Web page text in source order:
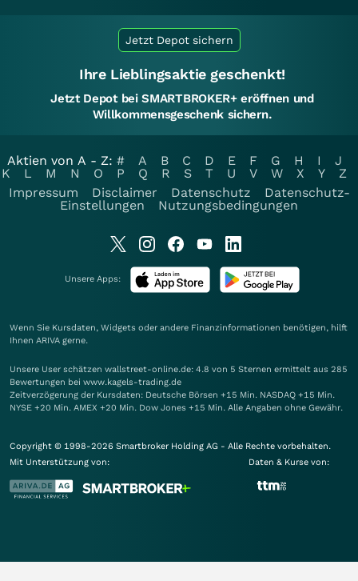
Jetzt Depot sichern
Ihre Lieblingsaktie geschenkt!
Jetzt Depot bei SMARTBROKER+ eröffnen und
Willkommensgeschenk sichern.
Aktien von A - Z: # A B C D E F G H I
J
K
L M N O P Q R S T U V W X Y
Z
Impressum
Disclaimer Datenschutz
Datenschutz-
Einstellungen
Nutzungsbedingungen
Unsere Apps:
Wenn Sie Kursdaten, Widgets oder andere Finanzinformationen benötigen, hilft
Ihnen ARIVA gerne.
Unsere User schätzen wallstreet-online.de: 4.8 von 5 Sternen ermittelt aus 285
Bewertungen bei www.kagels-trading.de
Zeitverzögerung der Kursdaten: Deutsche Börsen +15 Min. NASDAQ +15 Min.
NYSE +20 Min. AMEX +20 Min. Dow Jones +15 Min. Alle Angaben ohne Gewähr.
Copyright © 1998-2026 Smartbroker Holding AG - Alle Rechte vorbehalten.
Mit Unterstützung von:
Daten & Kurse von: